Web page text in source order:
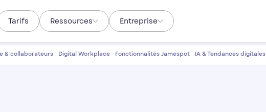
Tarifs Ressources Entreprise
& collaborateurs Digital Workplace Fonctionnalités Jamespot IA & Tendances digitales